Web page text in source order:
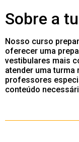
Sobre a
Nosso curso
oferecer uma
vestibulares mais
atender uma turma
professores
conteúdo